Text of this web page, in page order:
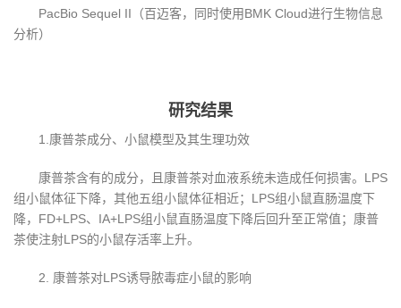
PacBio Sequel II（百迈客，同时使用BMK Cloud进行生物信息
分析）
研究结果
1.康普茶成分、小鼠模型及其生理功效
康普茶含有的成分，且康普茶对血液系统未造成任何损害。LPS
组小鼠体征下降，其他五组小鼠体征相近；LPS组小鼠直肠温度下
降，FD+LPS、IA+LPS组小鼠直肠温度下降后回升至正常值；康普
茶使注射LPS的小鼠存活率上升。
2. 康普茶对LPS诱导脓毒症小鼠的影响